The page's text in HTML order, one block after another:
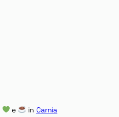
e in Carnia